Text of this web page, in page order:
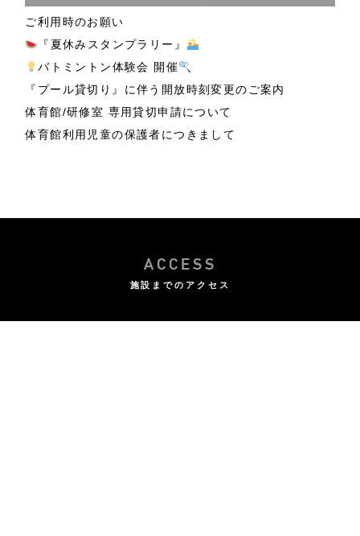
ご利用時のお願い
『夏休みスタンプラリー』
バトミントン体験会 開催
『プール貸切り』に伴う開放時刻変更のご案内
体育館/研修室 専用貸切申請について
体育館利用児童の保護者につきまして
ACCESS
施設までのアクセス